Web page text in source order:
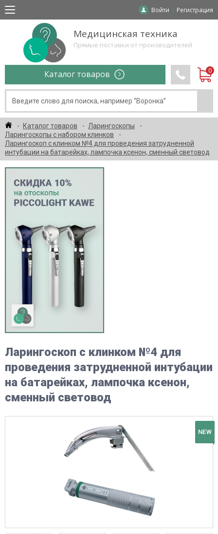
Войти Регистрация
Медицинская техника
Прямые поставки от производителей
Каталог товаров
Каталог товаров
Ларингоскопы
Ларингоскопы с набором клинков
Ларингоскоп с клинком №4 для проведения затрудненной
интубации на батарейках, лампочка ксенон, сменный световод
Ларингоскоп с клинком №4 для
проведения затрудненной интубации
на батарейках, лампочка ксенон,
сменный световод
NEW